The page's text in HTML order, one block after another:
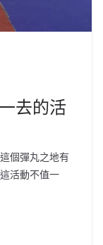
去的活
個彈丸之地有
活動不值一